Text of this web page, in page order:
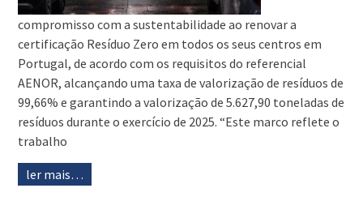
compromisso com a sustentabilidade ao renovar a
certificação Resíduo Zero em todos os seus centros em
Portugal, de acordo com os requisitos do referencial
AENOR, alcançando uma taxa de valorização de resíduos de
99,66% e garantindo a valorização de 5.627,90 toneladas de
resíduos durante o exercício de 2025. “Este marco reflete o
trabalho
ler mais…